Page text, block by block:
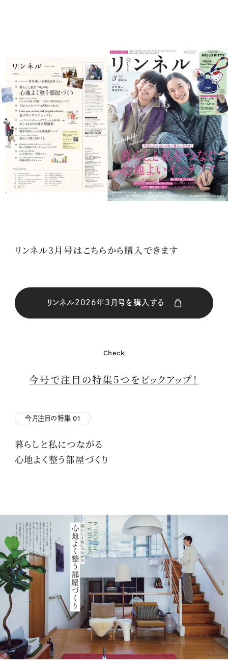
リンネル3月号はこちらから購入できます
リンネル2026年3月号を購入する
CLOSE
Check
今号で注目の特集5つをピックアップ！
今月注目の特集 01
暮らしと私につながる
心地よく整う部屋づくり